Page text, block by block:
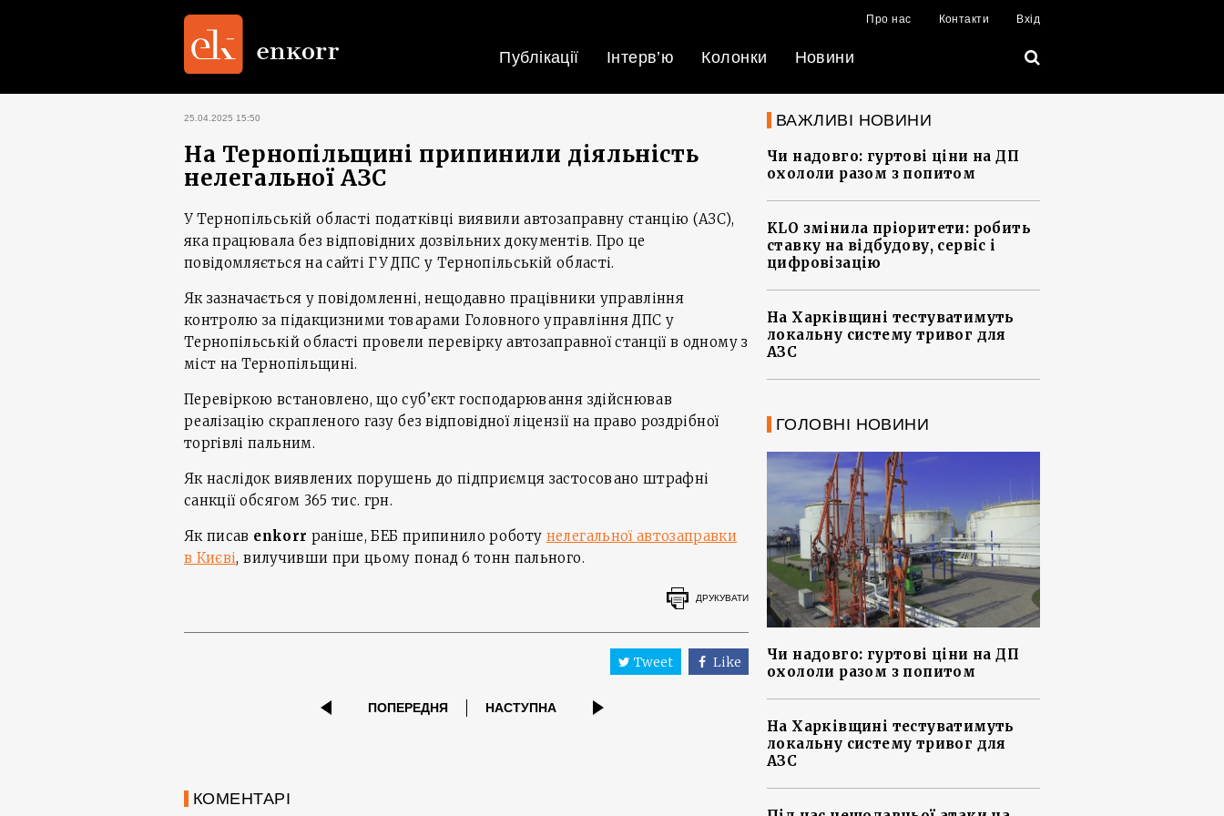
Про нас Контакти Вхід
Публікації Інтерв’ю Колонки Новини
25.04.2025 15:50
На Тернопільщині припинили діяльність
нелегальної АЗС
У Тернопільській області податківці виявили автозаправну станцію (АЗС),
яка працювала без відповідних дозвільних документів. Про це
повідомляється на сайті ГУ ДПС у Тернопільській області.
Як зазначається у повідомленні, нещодавно працівники управління
контролю за підакцизними товарами Головного управління ДПС у
Тернопільській області провели перевірку автозаправної станції в одному з
міст на Тернопільщині.
Перевіркою встановлено, що суб’єкт господарювання здійснював
реалізацію скрапленого газу без відповідної ліцензії на право роздрібної
торгівлі пальним.
Як наслідок виявлених порушень до підприємця застосовано штрафні
санкції обсягом 365 тис. грн.
Як писав enkorr раніше, БЕБ припинило роботу нелегальної автозаправки
в Києві, вилучивши при цьому понад 6 тонн пального.
ДРУКУВАТИ
Tweet Like
ПОПЕРЕДНЯ НАСТУПНА
КОМЕНТАРІ
ВАЖЛИВІ НОВИНИ
Чи надовго: гуртові ціни на ДП
охололи разом з попитом
KLO змінила пріоритети: робить
ставку на відбудову, сервіс і
цифровізацію
На Харківщині тестуватимуть
локальну систему тривог для
АЗС
ГОЛОВНІ НОВИНИ
Чи надовго: гуртові ціни на ДП
охололи разом з попитом
На Харківщині тестуватимуть
локальну систему тривог для
АЗС